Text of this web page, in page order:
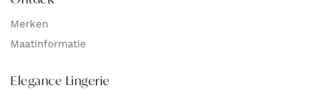
Merken
Maatinformatie
Elegance Lingerie